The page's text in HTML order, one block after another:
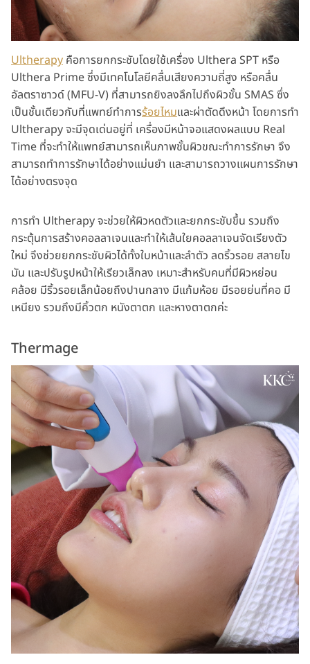
Ultherapy คือการยกกระชับโดยใช้เครื่อง Ulthera SPT หรือ
Ulthera Prime ซึ่งมีเทคโนโลยีคลื่นเสียงความถี่สูง หรือคลื่น
อัลตราซาวด์ (MFU-V) ที่สามารถยิงลงลึกไปถึงผิวชั้น SMAS ซึ่ง
เป็นชั้นเดียวกับที่แพทย์ทำการร้อยไหมและผ่าตัดดึงหน้า โดยการทำ
Ultherapy จะมีจุดเด่นอยู่ที่ เครื่องมีหน้าจอแสดงผลแบบ Real
Time ที่จะทำให้แพทย์สามารถเห็นภาพชั้นผิวขณะทำการรักษา จึง
สามารถทำการรักษาได้อย่างแม่นยำ และสามารถวางแผนการรักษา
ได้อย่างตรงจุด
การทำ Ultherapy จะช่วยให้ผิวหดตัวและยกกระชับขึ้น รวมถึง
กระตุ้นการสร้างคอลลาเจนและทำให้เส้นใยคอลลาเจนจัดเรียงตัว
ใหม่ จึงช่วยยกกระชับผิวได้ทั้งใบหน้าและลำตัว ลดริ้วรอย สลายไข
มัน และปรับรูปหน้าให้เรียวเล็กลง เหมาะสำหรับคนที่มีผิวหย่อน
คล้อย มีริ้วรอยเล็กน้อยถึงปานกลาง มีแก้มห้อย มีรอยย่นที่คอ มี
เหนียง รวมถึงมีคิ้วตก หนังตาตก และหางตาตกค่ะ
Thermage